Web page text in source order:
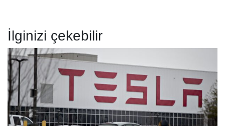
İlginizi çekebilir